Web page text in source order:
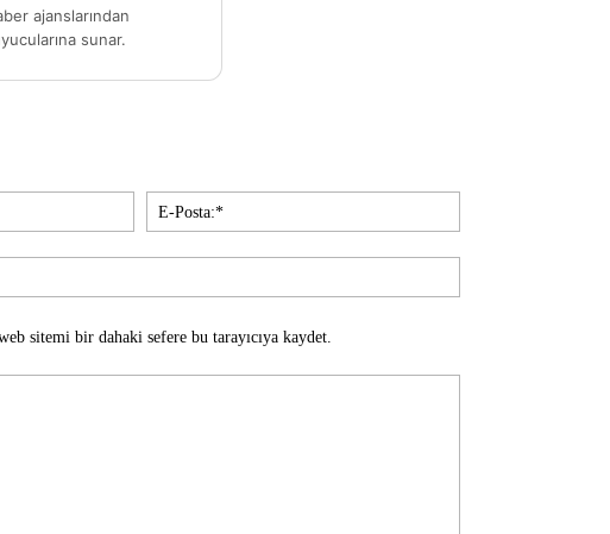
ajanslarından
sunar.
İsim:*
Posta:*
sitemi bir dahaki sefere bu tarayıcıya kaydet.